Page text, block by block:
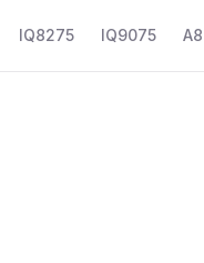
IQ8275 IQ9075